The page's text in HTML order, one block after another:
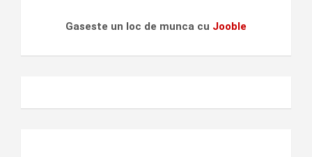
Gaseste un loc de munca cu Jooble